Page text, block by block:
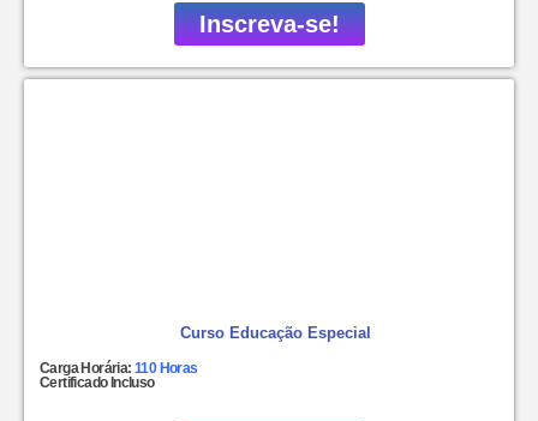
Inscreva-se!
Curso Educação Especial
Carga Horária:110 Horas
Certificado Incluso